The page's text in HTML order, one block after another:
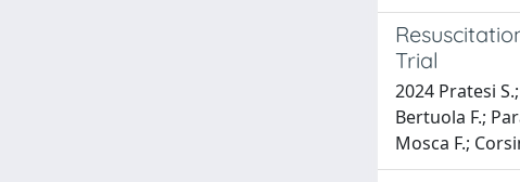
Trial
2024 Pratesi
Bertuola F.;
Mosca F.;